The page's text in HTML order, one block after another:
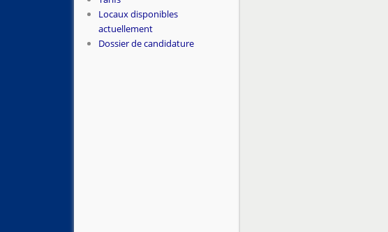
Locaux disponibles
actuellement
Dossier de candidature